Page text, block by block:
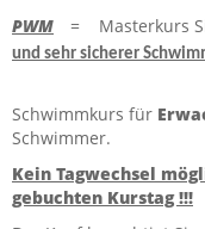
PWM
= Masterkurs
und sehr sicherer
Schwimmkurs für
Schwimmer.
Kein Tagwechsel
gebuchten Kurstag !!!